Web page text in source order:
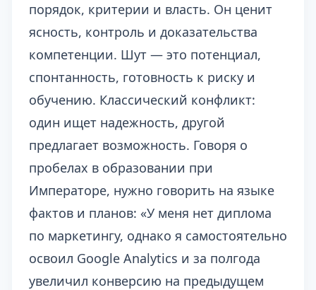
порядок, критерии и власть. Он ценит
ясность, контроль и доказательства
компетенции. Шут — это потенциал,
спонтанность, готовность к риску и
обучению. Классический конфликт:
один ищет надежность, другой
предлагает возможность. Говоря о
пробелах в образовании при
Императоре, нужно говорить на языке
фактов и планов: «У меня нет диплома
по маркетингу, однако я самостоятельно
освоил Google Analytics и за полгода
увеличил конверсию на предыдущем